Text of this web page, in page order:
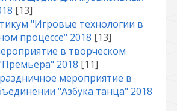
[13]
"Игровые технологии в
процессе" 2018 [13]
в творческом
2018 [11]
мероприятие в
"Азбука танца" 2018